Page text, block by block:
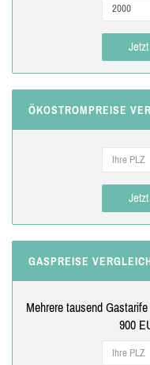
ÖKOSTROMPREISE
GASPREISE
Mehrere tausend
900